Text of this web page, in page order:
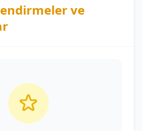
ve